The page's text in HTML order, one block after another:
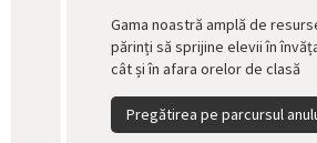
Gama noastră amplă de
părinți să sprijine elevii în
cât și în afara orelor de clasă
Pregătirea pe parcursul